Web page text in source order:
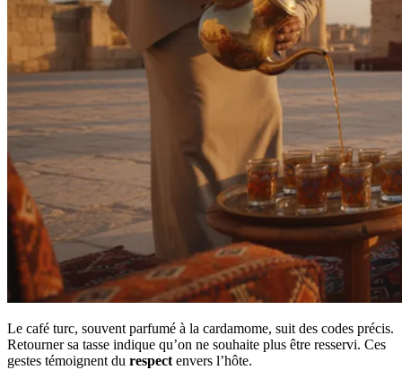
Le café turc, souvent parfumé à la cardamome, suit des codes précis.
Retourner sa tasse indique qu’on ne souhaite plus être resservi. Ces
gestes témoignent du respect envers l’hôte.